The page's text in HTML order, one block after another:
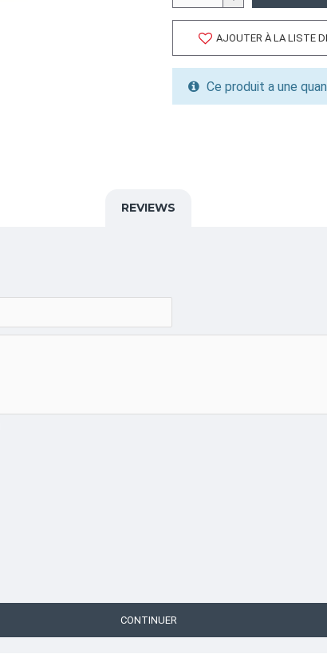
INFORMATION PRODUIT
Capacité/Taille:
10" BLANC/WHITE
AJOUTER À LA LISTE
Ce produit a une
REVIEWS
CONTINUER